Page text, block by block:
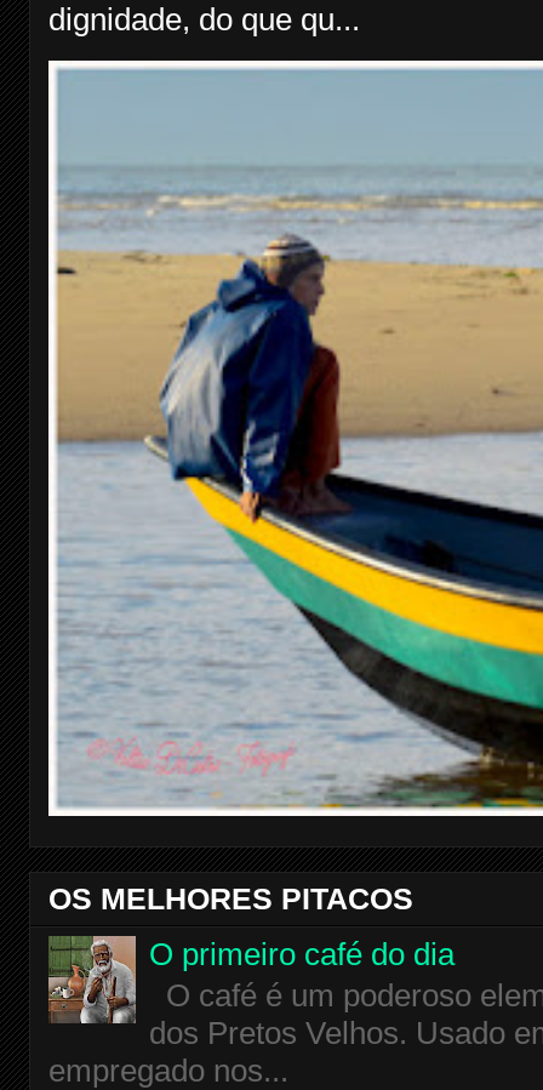
dignidade, do que qu...
OS MELHORES PITACOS
O primeiro café do dia
O café é um poderoso
dos Pretos Velhos. Usado
empregado nos...